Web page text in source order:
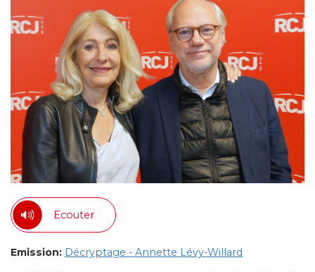
Ecouter
Emission: Décryptage - Annette Lévy-Willard